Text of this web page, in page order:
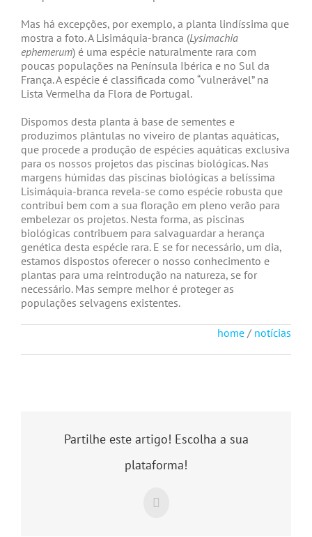
Mas há excepções, por exemplo, a planta lindíssima que
mostra a foto. A Lisimáquia-branca (Lysimachia
ephemerum) é uma espécie naturalmente rara com
poucas populações na Península Ibérica e no Sul da
França. A espécie é classificada como “vulnerável” na
Lista Vermelha da Flora de Portugal.
Dispomos desta planta à base de sementes e
produzimos plântulas no viveiro de plantas aquáticas,
que procede a produção de espécies aquáticas exclusiva
para os nossos projetos das piscinas biológicas. Nas
margens húmidas das piscinas biológicas a belíssima
Lisimáquia-branca revela-se como espécie robusta que
contribui bem com a sua floração em pleno verão para
embelezar os projetos. Nesta forma, as piscinas
biológicas contribuem para salvaguardar a herança
genética desta espécie rara. E se for necessário, um dia,
estamos dispostos oferecer o nosso conhecimento e
plantas para uma reintrodução na natureza, se for
necessário. Mas sempre melhor é proteger as
populações selvagens existentes.
home / notícias
Partilhe este artigo! Escolha a sua
plataforma!
Facebook